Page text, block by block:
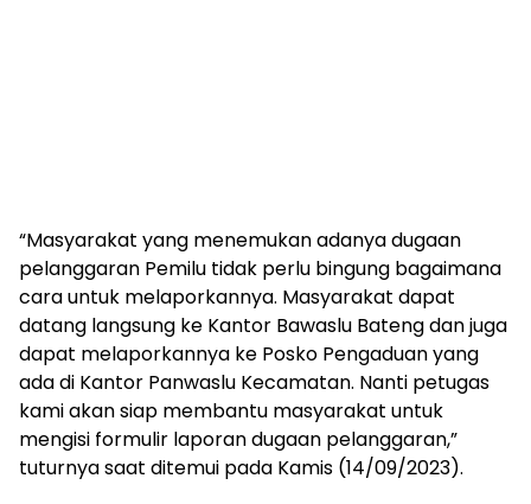
“Masyarakat yang menemukan adanya dugaan
pelanggaran Pemilu tidak perlu bingung bagaimana
cara untuk melaporkannya. Masyarakat dapat
datang langsung ke Kantor Bawaslu Bateng dan juga
dapat melaporkannya ke Posko Pengaduan yang
ada di Kantor Panwaslu Kecamatan. Nanti petugas
kami akan siap membantu masyarakat untuk
mengisi formulir laporan dugaan pelanggaran,”
tuturnya saat ditemui pada Kamis (14/09/2023).